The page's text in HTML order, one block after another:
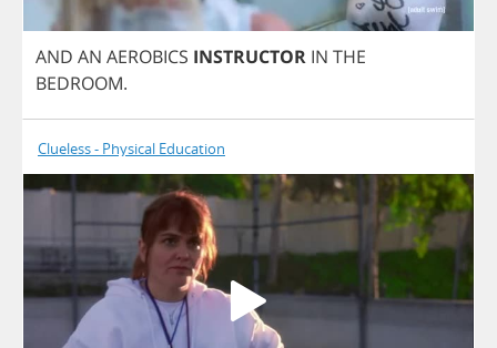
AND AN AEROBICS INSTRUCTOR IN THE
BEDROOM.
Clueless - Physical Education